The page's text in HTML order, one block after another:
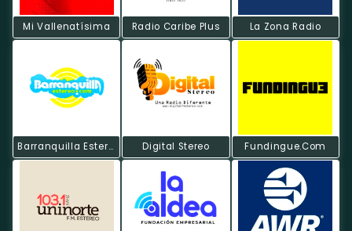
Mi Vallenatísima Radio Caribe Plus La Zona Radio
Barranquilla Estereo Digital Stereo Fundingue.com